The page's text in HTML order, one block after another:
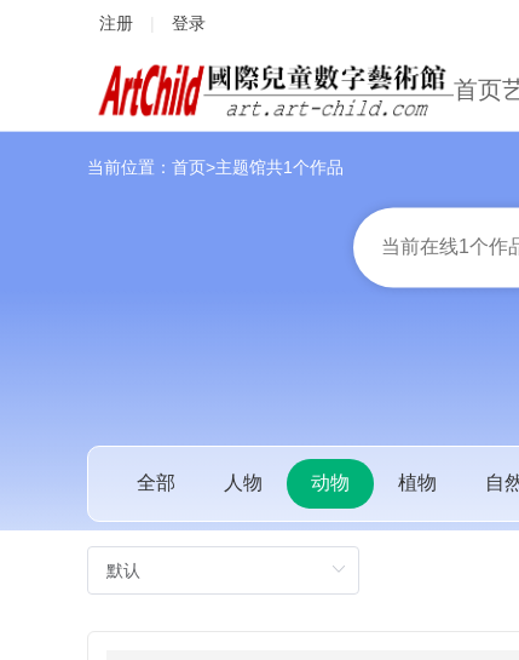
注册 登录
首页
当前位置： 首页 主题馆共1个作品
全部 人物 动物 植物 自